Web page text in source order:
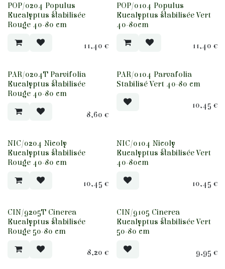
POP/0204 Populus
Eucalyptus stabilisée
Rouge 40-80 cm
11,40 €
POP/0104 Populus
Eucalyptus stabilisée Vert
40-80cm
11,40 €
PAR/0204T Parvifolia
Eucalyptus stabilisée
Rouge 40-80 cm
8,60 €
PAR/0104 Parvafolia
Stabilisé Vert 40-80 cm
10,45 €
NIC/0204 Nicoly
Eucalyptus stabilisée
Rouge 40-80 cm
10,45 €
NIC/0104 Nicoly
Eucalyptus stabilisée Vert
40-80cm
10,45 €
CIN/9205T Cinerea
Eucalyptus stabilisée
Rouge 50-80 cm
8,20 €
CIN/9105 Cinerea
Eucalyptus stabilisée Vert
50-80 cm
9,95 €